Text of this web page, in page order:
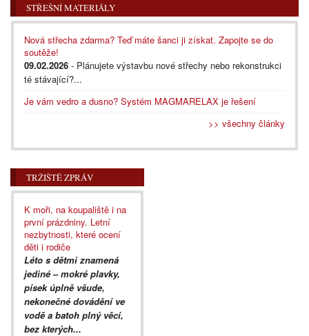
STŘEŠNÍ MATERIÁLY
Nová střecha zdarma? Teď máte šanci ji získat. Zapojte se do
soutěže!
09.02.2026 - Plánujete výstavbu nové střechy nebo rekonstrukci
té stávající?...
Je vám vedro a dusno? Systém MAGMARELAX je řešení
>> všechny články
TRŽIŠTĚ ZPRÁV
K moři, na koupaliště i na
první prázdniny. Letní
nezbytnosti, které ocení
děti i rodiče
Léto s dětmi znamená
jediné – mokré plavky,
písek úplně všude,
nekonečné dovádění ve
vodě a batoh plný věcí,
bez kterých...